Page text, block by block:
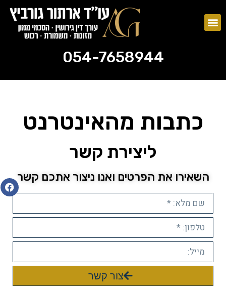
054-7658944
כתבות מהאינטרנט
ליצירת קשר
השאירו את הפרטים ואנו ניצור אתכם קשר
צור קשר